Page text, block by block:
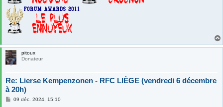
pitoux
Donateur
Re: Lierse Kempenzonen - RFC LIÈGE (vendredi 6 décembre
à 20h)
M09 déc. 2024, 15:10